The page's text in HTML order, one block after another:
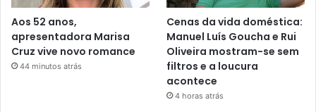
Aos 52 anos,
apresentadora Marisa
Cruz vive novo romance
44 minutos atrás
Cenas da vida doméstica:
Manuel Luís Goucha e Rui
Oliveira mostram-se sem
filtros e a loucura
acontece
4 horas atrás